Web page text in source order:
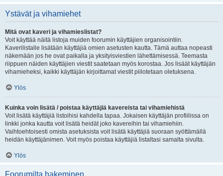
Ystävät ja vihamiehet
Mitä ovat kaveri ja vihamieslistat?
Voit käyttää näitä listoja muiden foorumin käyttäjien organisointiin.
Kaverilistalle lisätään käyttäjiä omien asetusten kautta. Tämä auttaa nopeasti
näkemään jos he ovat paikalla ja yksityisviestien lähettämisessä. Teemasta
riippuen näiden käyttäjien viestit saatetaan myös korostaa. Jos lisäät käyttäjän
vihamieheksi, kaikki käyttäjän kirjoittamat viestit piilotetaan oletuksena.
Ylös
Kuinka voin lisätä / poistaa käyttäjiä kavereista tai vihamiehistä
Voit lisätä käyttäjiä listoihisi kahdella tapaa. Jokaisen käyttäjän profiilissa on
linkki jonka kautta voit lisätä heidät joko kavereihin tai vihamiehiin.
Vaihtoehtoisesti omista asetuksista voit lisätä käyttäjiä suoraan syöttämällä
heidän käyttäjänimen. Voit myös poistaa käyttäjiä listaltasi samalta sivulta.
Ylös
Foorumilta hakeminen